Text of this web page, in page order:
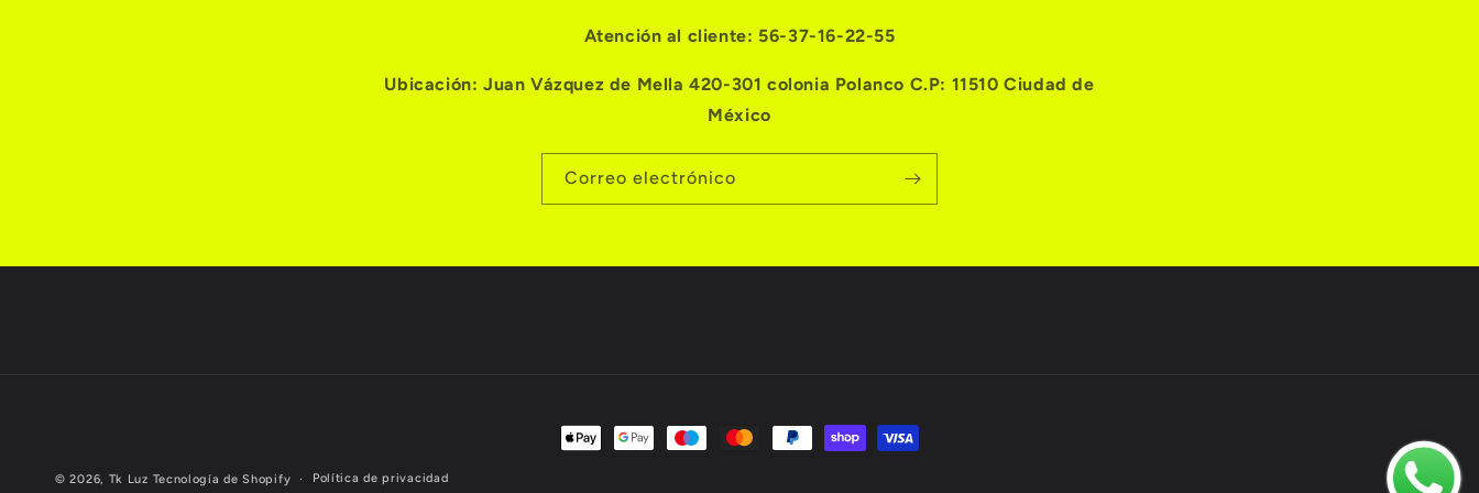
Atención al cliente: 56-37-16-22-55
Ubicación: Juan Vázquez de Mella 420-301 colonia Polanco C.P: 11510 Ciudad de
México
Correo electrónico
Formas
© 2026, Tk Luz Tecnología de Shopify Política de privacidad